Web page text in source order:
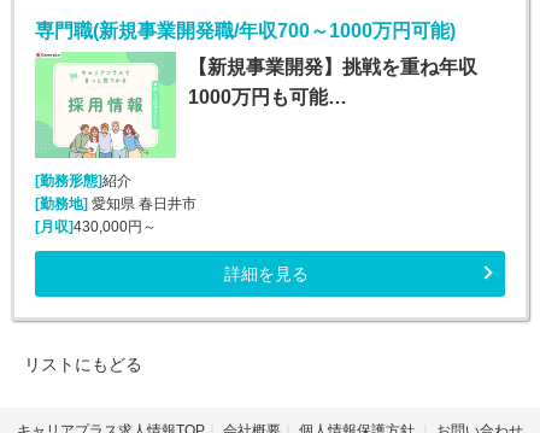
専門職(新規事業開発職/年収700～1000万円可能)
【新規事業開発】挑戦を重ね年収
1000万円も可能…
[勤務形態]紹介
[勤務地]愛知県 春日井市
[月収]430,000円～
詳細を見る
リストにもどる